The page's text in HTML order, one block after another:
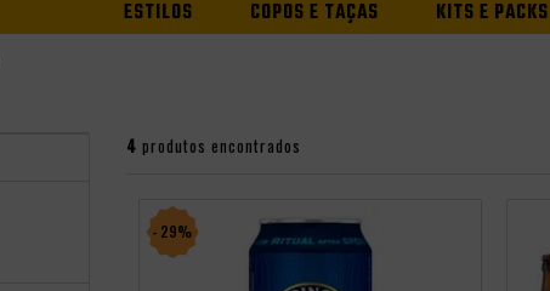
ESTILOS COPOS E TAÇAS KITS E PACKS
4 produtos encontrados
- 29%